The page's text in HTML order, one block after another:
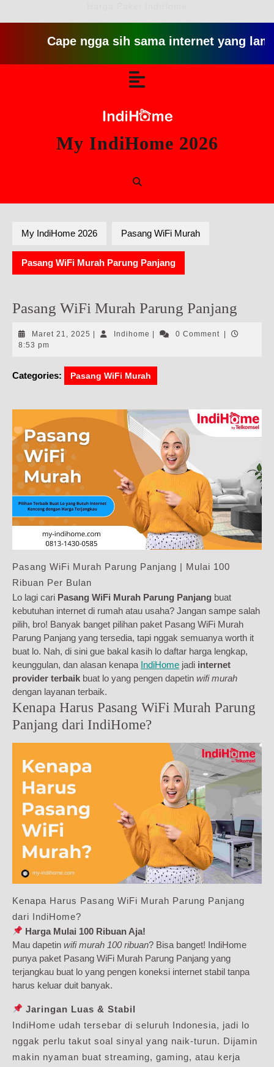
Cape ngga sih sama internet yang lambat
My IndiHome 2026
My IndiHome 2026 Pasang WiFi Murah
Pasang WiFi Murah Parung Panjang
Pasang WiFi Murah Parung Panjang
Maret 21, 2025 Maret
Indihome Indihome0 Comment
8:53 pm
Categories: Pasang WiFi Murah
Pasang WiFi Murah Parung Panjang | Mulai 100
Ribuan Per Bulan
Lo lagi cari Pasang WiFi Murah Parung Panjang buat
kebutuhan internet di rumah atau usaha? Jangan sampe salah
pilih, bro! Banyak banget pilihan paket Pasang WiFi Murah
Parung Panjang yang tersedia, tapi nggak semuanya worth it
buat lo. Nah, di sini gue bakal kasih lo daftar harga lengkap,
keunggulan, dan alasan kenapa IndiHome jadi internet
provider terbaik buat lo yang pengen dapetin wifi murah
dengan layanan terbaik.
Kenapa Harus Pasang WiFi Murah Parung
Panjang dari IndiHome?
Kenapa Harus Pasang WiFi Murah Parung Panjang
dari IndiHome?
Harga Mulai 100 Ribuan Aja!
Mau dapetin wifi murah 100 ribuan? Bisa banget! IndiHome
punya paket Pasang WiFi Murah Parung Panjang yang
terjangkau buat lo yang pengen koneksi internet stabil tanpa
harus keluar duit banyak.
Jaringan Luas & Stabil
IndiHome udah tersebar di seluruh Indonesia, jadi lo
nggak perlu takut soal sinyal yang naik-turun. Dijamin
makin nyaman buat streaming, gaming, atau kerja